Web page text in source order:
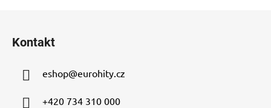
Kontakt
eshop@eurohity.cz
+420 734 310 000